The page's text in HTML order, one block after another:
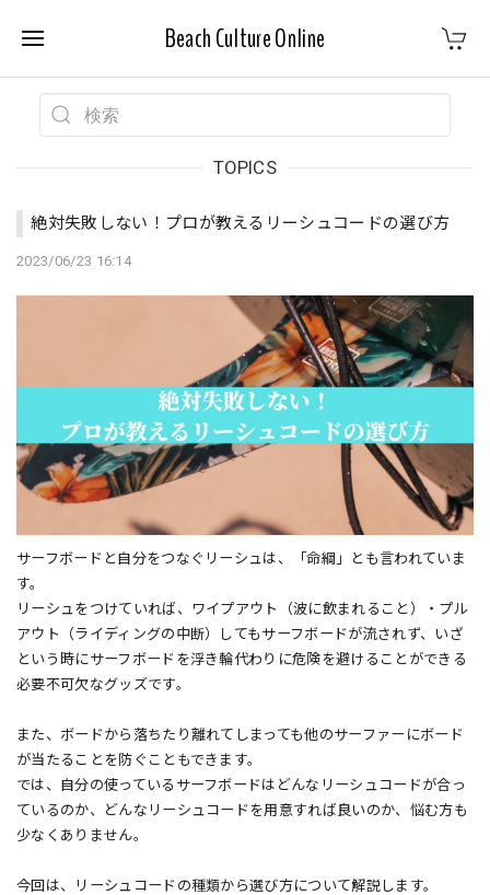
Beach Culture Online
TOPICS
絶対失敗しない！プロが教えるリーシュコードの選び方
2023/06/23 16:14
サーフボードと自分をつなぐリーシュは、「命綱」とも言われていま
す。
リーシュをつけていれば、ワイプアウト（波に飲まれること）・プル
アウト（ライディングの中断）してもサーフボードが流されず、いざ
という時にサーフボードを浮き輪代わりに危険を避けることができる
必要不可欠なグッズです。
また、ボードから落ちたり離れてしまっても他のサーファーにボード
が当たることを防ぐこともできます。
では、自分の使っているサーフボードはどんなリーシュコードが合っ
ているのか、どんなリーシュコードを用意すれば良いのか、悩む方も
少なくありません。
今回は、リーシュコードの種類から選び方について解説します。